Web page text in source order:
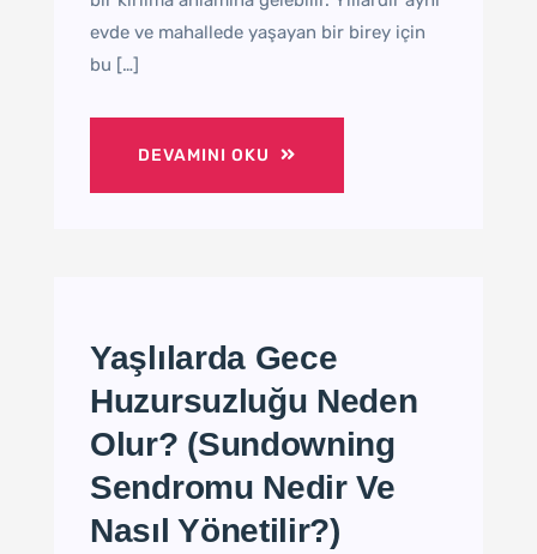
evde ve mahallede yaşayan bir birey için
bu […]
DEVAMINI OKU
Yaşlılarda Gece
Huzursuzluğu Neden
Olur? (Sundowning
Sendromu Nedir Ve
Nasıl Yönetilir?)